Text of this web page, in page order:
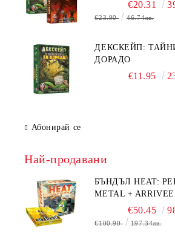
€20.31
€23.90 46.74лв.
ДЕКСКЕЙП:
ДОРАДО
€11.95
Абонирай се
Най-продавани
БЪНДЪЛ HEAT:
METAL + ARRIVEE
€50.45
€100.90 197.34лв.